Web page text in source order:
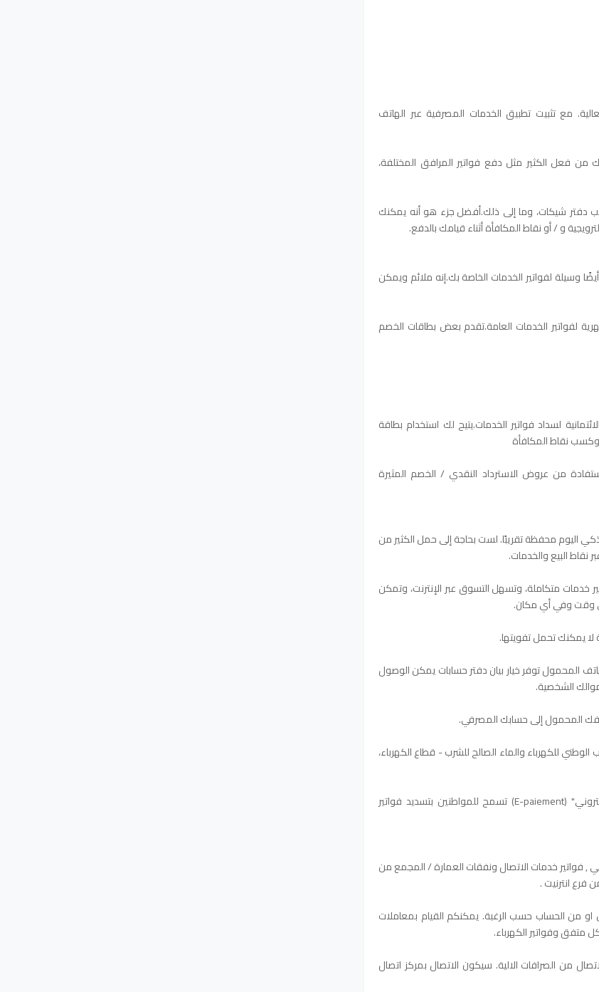
مع تثبيت تطبيق الخدمات المصرفية عبر الهاتف
فعل الكثير مثل دفع فواتير المرافق المختلفة،
دفتر شيكات، وما إلى ذلك.أفضل جزء هو أنه يمكنك
و / أو نقاط المكافأة أثناء قيامك بالدفع.
وسيلة لفواتير الخدمات الخاصة بك.إنه ملائم ويمكن
لفواتير الخدمات العامة.تقدم بعض بطاقات الخصم
لسداد فواتير الخدمات.يتيح لك استخدام بطاقة
من عروض الاسترداد النقدي / الخصم المثيرة
اليوم محفظة تقريبًا. لست بحاجة إلى حمل الكثير من
البيع والخدمات.
متكاملة، وتسهل التسوق عبر الإنترنت، وتمكن
وقت وفي أي مكان.
يمكنك تحمل تفويتها.
المحمول توفر خيار بياندفتر حسابات يمكن الوصول
الشخصية.
المحمول إلى حسابك المصرفي.
للكهرباء والماء الصالح للشرب - قطاع الكهرباء،
قام هذا المكتب بوضع خدمة إلكترونية "الأداء لإلكتروني" (E-paiement) تسمح للمواطنين بتسديد فواتير
, فواتير خدمات الاتصال ونفقات العمارة / المجمع من
فرع انترنيت .
او من الحساب حسب الرغبة. يمكنكم القيام بمعاملات
وفواتير الكهرباء.
من الصرافات الالية. سيكون الاتصال بمركز اتصال